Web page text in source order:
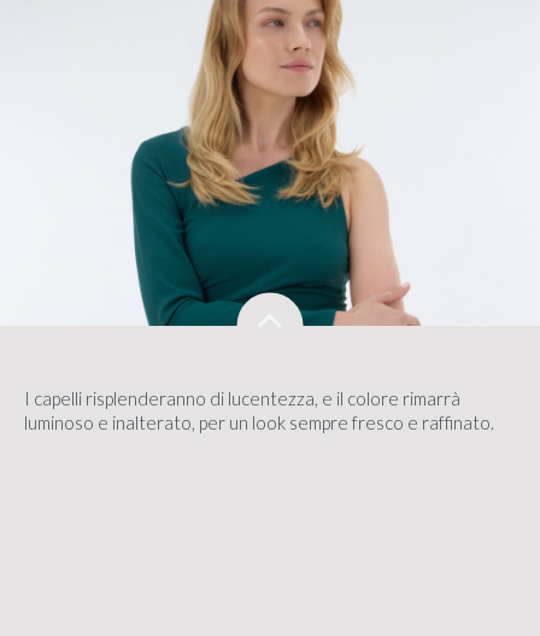
I capelli risplenderanno di lucentezza, e il colore rimarrà
luminoso e inalterato, per un look sempre fresco e raffinato.